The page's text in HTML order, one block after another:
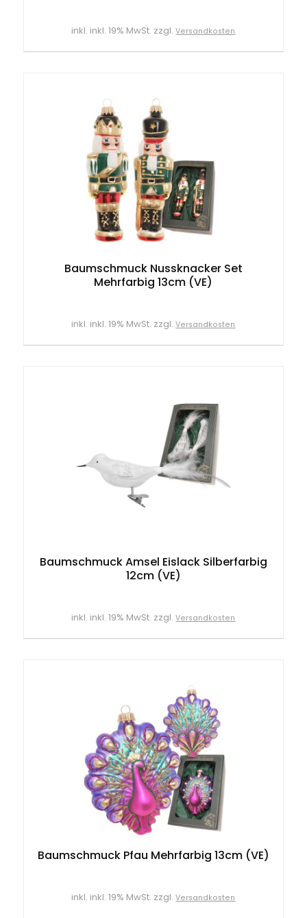
inkl. inkl. 19% MwSt. zzgl.Versandkosten
Baumschmuck Nussknacker Set
Mehrfarbig 13cm (VE)
inkl. inkl. 19% MwSt. zzgl.Versandkosten
Baumschmuck Amsel Eislack Silberfarbig
12cm (VE)
inkl. inkl. 19% MwSt. zzgl.Versandkosten
Baumschmuck Pfau Mehrfarbig 13cm (VE)
inkl. inkl. 19% MwSt. zzgl.Versandkosten